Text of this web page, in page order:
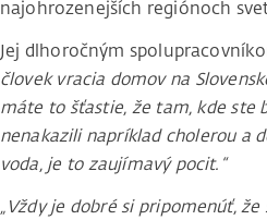
najohrozenejších regiónoch
Jej dlhoročným
človek vracia domov na
máte to šťastie, že tam, kde ste
nenakazili napríklad cholerou a
voda, je to zaujímavý pocit.“
„Vždy je dobré si pripomenúť,